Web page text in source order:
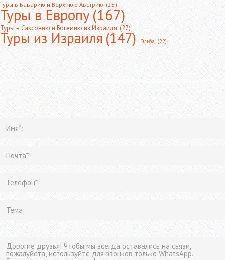
Туры в Баварию и Верхнюю Австрию (25)
Туры в Европу(167)
Туры в Саксонию и Богемию из Израиля (27)
Туры из Израиля(147) Эльба (22)